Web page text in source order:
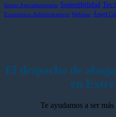
Sector Agroalimentario Sostenibilidad
Económico-Administrativos Webinar Ángel
El despacho de
en
Te ayudamos a ser